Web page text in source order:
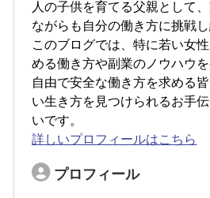
人の子供を育てる父親として
ながらも自分の働き方に挑戦し
このブログでは、特に若い女
める働き方や副業のノウハウを
自由で安全な働き方を求める
い生き方を見つけられるお手
いです。
詳しいプロフィールはこちら
プロフィール